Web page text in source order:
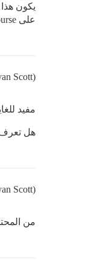
يكون
على Discourse في الوقت المحدد.
Scott)
مفيد
هل تعرف
Scott)
من